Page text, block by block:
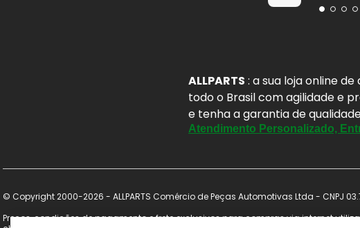
ALLPARTS : a sua loja online
todo o Brasil com agilidade e
e tenha a garantia de
Atendimento Personalizado,
© Copyright 2000-2026 - ALLPARTS Comércio de Peças Automotivas Ltda - CNPJ
Preços, condições de pagamento e frete exclusivos para compras via internet